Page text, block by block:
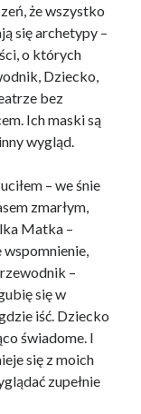
że wszystko
się archetypy –
o których
Dziecko,
bez
Ich maski są
wygląd.
– we śnie
zmarłym,
Matka –
–
się w
iść. Dziecko
świadome. I
się z moich
zupełnie